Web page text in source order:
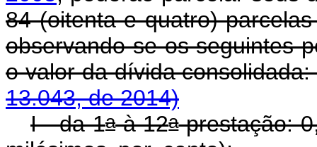
84 (oitenta e quatro)
observando-se os seguintes
o valor da dívida
13.043, de 2014)
I - da 1aà 12aprestação: